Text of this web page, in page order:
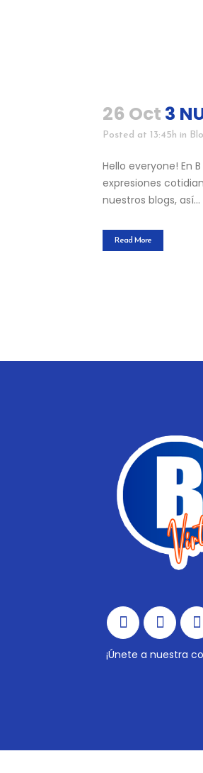
26 Oct 3
Posted at 13:45h in
Hello everyone! En
expresiones
nuestros blogs, así...
Read More
¡Únete a nuestra